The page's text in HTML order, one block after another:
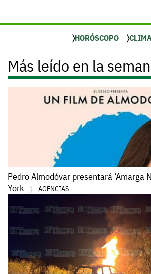
HORÓSCOPO CLIMA
Más leído en la
Pedro Almodóvar presentará ‘Amarga
York
AGENCIAS